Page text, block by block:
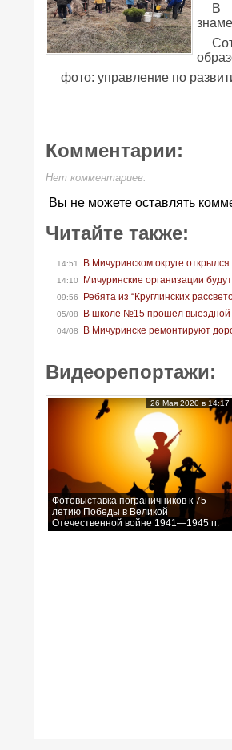
В
фото: управление по
Комментарии:
Нет комментариев.
Вы не можете оставлять
Читайте также:
14:51 В Мичуринском округе
14:10 Мичуринские организации
09:56 Ребята из “Круглинских
05/08 В школе №15 прошел выездной
04/08 В Мичуринске ремонтируют
Видеорепортажи:
Фотовыставка пограничников к 75-
летию Победы в Великой
Отечественной войне 1941—1945 гг.
26 Мая 2020 в 14:17